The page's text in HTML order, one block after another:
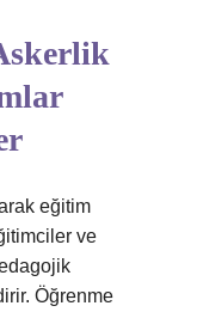
eğitim
ve
Öğrenme